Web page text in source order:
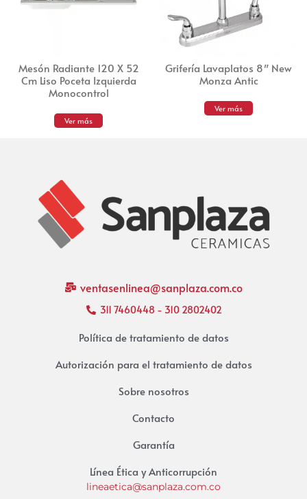
Mesón Radiante 120 X 52
Cm Liso Poceta Izquierda
Monocontrol
Ver más
Grifería Lavaplatos 8″ New
Monza Antic
Ver más
ventasenlinea@sanplaza.com.co
311 7460448 - 310 2802402
Política de tratamiento de datos
Autorización para el tratamiento de datos
Sobre nosotros
Contacto
Garantía
Línea Ética y Anticorrupción
lineaetica@sanplaza.com.co